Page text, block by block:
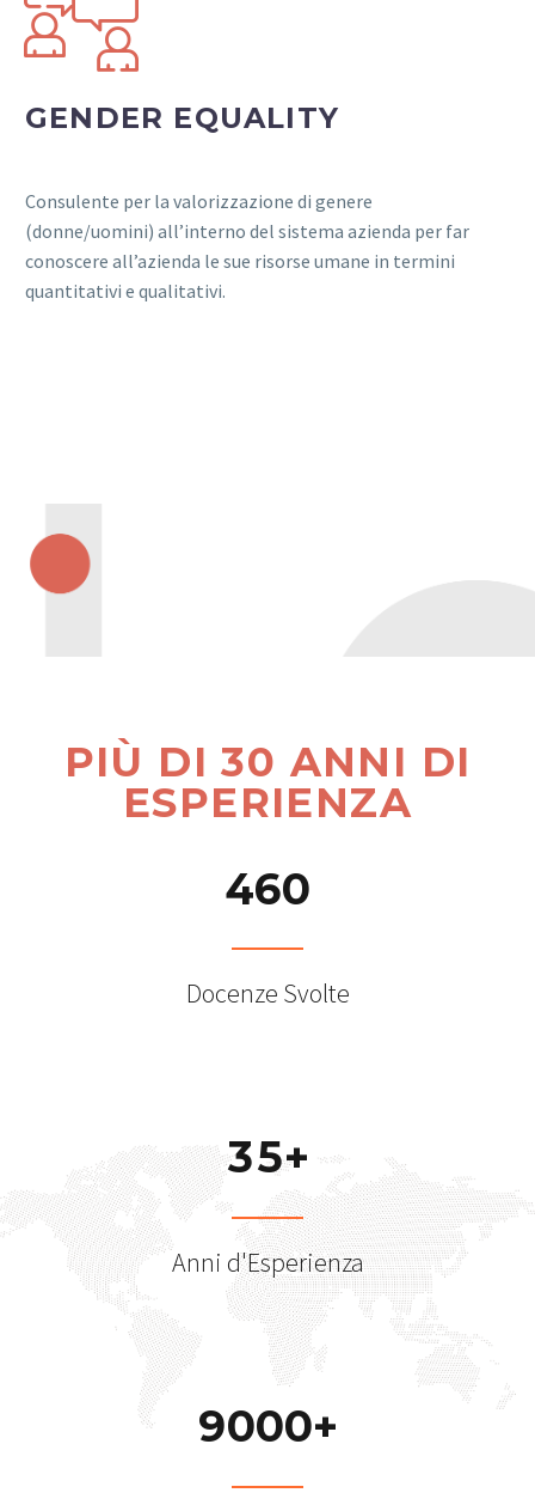
GENDER EQUALITY
Consulente per la valorizzazione di genere
(donne/uomini) all’interno del sistema azienda per far
conoscere all’azienda le sue risorse umane in termini
quantitativi e qualitativi.
PIÙ DI 30 ANNI DI
ESPERIENZA
460
Docenze Svolte
35+
Anni d'Esperienza
9000+